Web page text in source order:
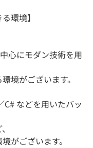
環境】
心にモダン技術を用
境がございます。
などを用いたバッ
がございます。